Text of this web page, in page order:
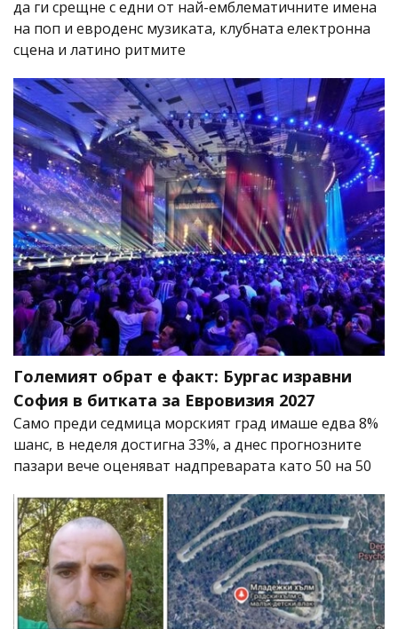
да ги срещне с едни от най-емблематичните имена
на поп и евроденс музиката, клубната електронна
сцена и латино ритмите
Големият обрат е факт: Бургас изравни
София в битката за Евровизия 2027
Само преди седмица морският град имаше едва 8%
шанс, в неделя достигна 33%, а днес прогнозните
пазари вече оценяват надпреварата като 50 на 50